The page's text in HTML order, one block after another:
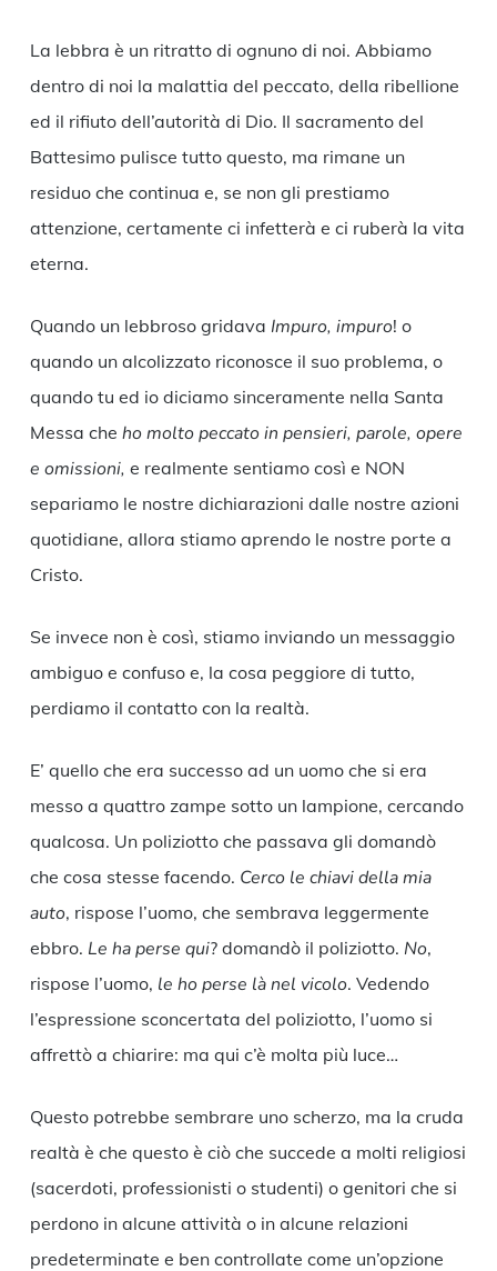
La lebbra è un ritratto di ognuno di noi. Abbiamo
dentro di noi la malattia del peccato, della ribellione
ed il rifiuto dell’autorità di Dio. Il sacramento del
Battesimo pulisce tutto questo, ma rimane un
residuo che continua e, se non gli prestiamo
attenzione, certamente ci infetterà e ci ruberà la vita
eterna.
Quando un lebbroso gridava Impuro, impuro! o
quando un alcolizzato riconosce il suo problema, o
quando tu ed io diciamo sinceramente nella Santa
Messa che ho molto peccato in pensieri, parole, opere
e omissioni, e realmente sentiamo così e NON
separiamo le nostre dichiarazioni dalle nostre azioni
quotidiane, allora stiamo aprendo le nostre porte a
Cristo.
Se invece non è così, stiamo inviando un messaggio
ambiguo e confuso e, la cosa peggiore di tutto,
perdiamo il contatto con la realtà.
E’ quello che era successo ad un uomo che si era
messo a quattro zampe sotto un lampione, cercando
qualcosa. Un poliziotto che passava gli domandò
che cosa stesse facendo. Cerco le chiavi della mia
auto, rispose l’uomo, che sembrava leggermente
ebbro. Le ha perse qui? domandò il poliziotto. No,
rispose l’uomo, le ho perse là nel vicolo. Vedendo
l’espressione sconcertata del poliziotto, l’uomo si
affrettò a chiarire: ma qui c’è molta più luce…
Questo potrebbe sembrare uno scherzo, ma la cruda
realtà è che questo è ciò che succede a molti religiosi
(sacerdoti, professionisti o studenti) o genitori che si
perdono in alcune attività o in alcune relazioni
predeterminate e ben controllate come un’opzione